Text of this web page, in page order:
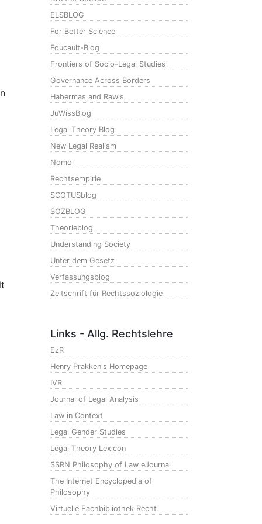
ELSBLOG
For Better Science
Foucault-Blog
Frontiers of Socio-Legal Studies
Governance Across Borders
Habermas and Rawls
JuWissBlog
Legal Theory Blog
New Legal Realism
Nomoi
Rechtsempirie
SCOTUSblog
SOZBLOG
Theorieblog
Understanding Society
Unter dem Gesetz
Verfassungsblog
Zeitschrift für Rechtssoziologie
Links - Allg. Rechtslehre
EzR
Henry Prakken's Homepage
IVR
Journal of Legal Analysis
Law in Context
Legal Gender Studies
Legal Theory Lexicon
SSRN Philosophy of Law eJournal
The Internet Encyclopedia of
Philosophy
Virtuelle Fachbibliothek Recht